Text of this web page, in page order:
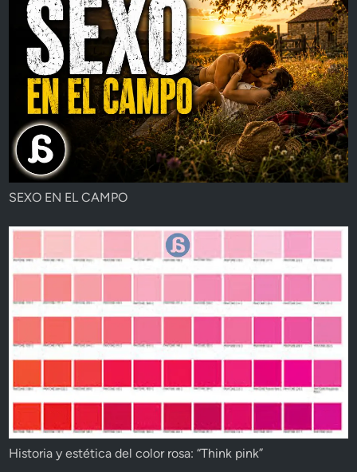
SEXO EN EL CAMPO
Historia y estética del color rosa: “Think pink”